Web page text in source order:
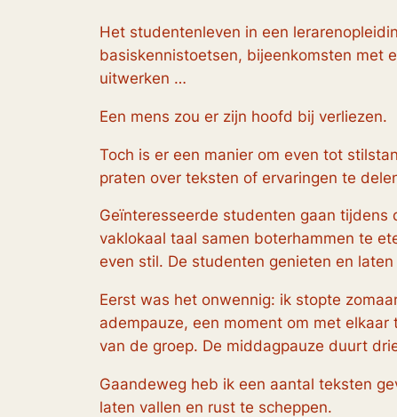
Het studentenleven in een
basiskennistoetsen, bijeenkomsten met
uitwerken …
Een mens zou er zijn hoofd bij verliezen.
Toch is er een manier om even tot
praten over teksten of ervaringen te
Geïnteresseerde studenten gaan
vaklokaal taal samen boterhammen te
even stil. De studenten genieten en
Eerst was het onwennig: ik stopte
adempauze, een moment om met
van de groep. De middagpauze duurt
Gaandeweg heb ik een aantal teksten
laten vallen en rust te scheppen.